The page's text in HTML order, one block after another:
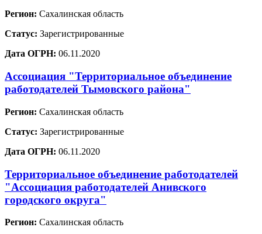
Регион: Сахалинская область
Статус: Зарегистрированные
Дата ОГРН: 06.11.2020
Ассоциация "Территориальное объединение
работодателей Тымовского района"
Регион: Сахалинская область
Статус: Зарегистрированные
Дата ОГРН: 06.11.2020
Территориальное объединение работодателей
"Ассоциация работодателей Анивского
городского округа"
Регион: Сахалинская область